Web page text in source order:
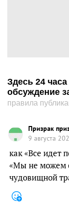
Здесь 24
обсуждение
правила
Призрак
9 августа
как «Все идет
«Мы не можем
чудовищной